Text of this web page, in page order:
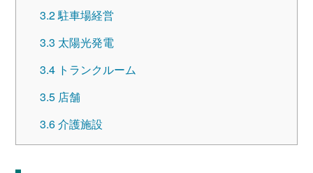
3.2駐車場経営
3.3 太陽光発電
3.4トランクルーム
3.5店舗
3.6介護施設